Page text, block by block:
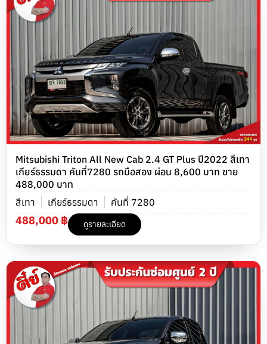
Mitsubishi Triton All New Cab 2.4 GT Plus ปี2022 สีเทา
เกียร์ธรรมดา คันที่7280 รถมือสอง ผ่อน 8,600 บาท ขาย
488,000 บาท
สีเทา
เกียร์ธรรมดา คันที่ 7280
488,000 ฿ ดูรายละเอียด